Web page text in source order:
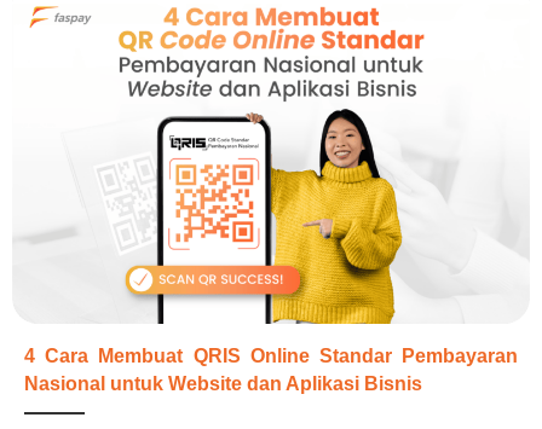
4 Cara Membuat QRIS Online Standar Pembayaran
Nasional untuk Website dan Aplikasi Bisnis